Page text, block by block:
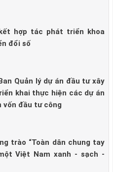
hợp tác phát triển khoa
đổi số
Quản lý dự án đầu tư xây
khai thực hiện các dự án
vốn đầu tư công
trào “Toàn dân chung tay
Việt Nam xanh - sạch -